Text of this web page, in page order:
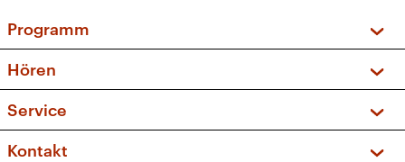
Programm
Sendungen und Podcasts
Musikliste
Kakadu – Das Kinderprogramm
Hören
Frequenzen (UKW + DAB+)
Service
FAQ
Kontakt